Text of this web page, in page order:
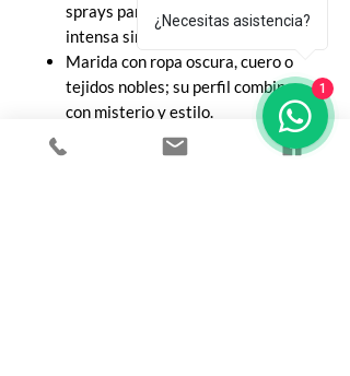
sprays para una proyección
intensa sin saturar.
Marida con ropa oscura, cuero o
tejidos nobles; su perfil combina
con misterio y estilo.
¿Necesitas asistencia?
1